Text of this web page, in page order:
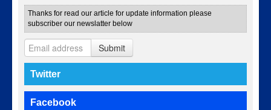
Thanks for read our article for update information please
subscriber our newslatter below
Submit
Twitter
Facebook